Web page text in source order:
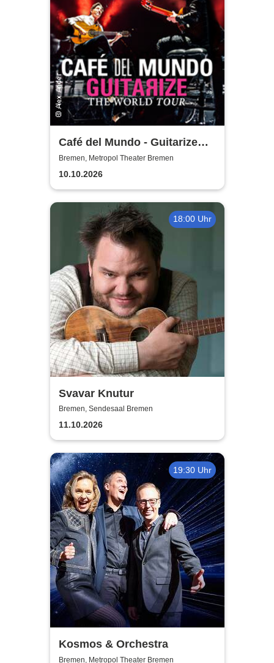
Café del Mundo - Guitarize
The World Tour 2026
Bremen, Metropol Theater Bremen
10.10.2026
18:00 Uhr
Svavar Knutur
Bremen, Sendesaal Bremen
11.10.2026
19:30 Uhr
Kosmos & Orchestra
Bremen, Metropol Theater Bremen